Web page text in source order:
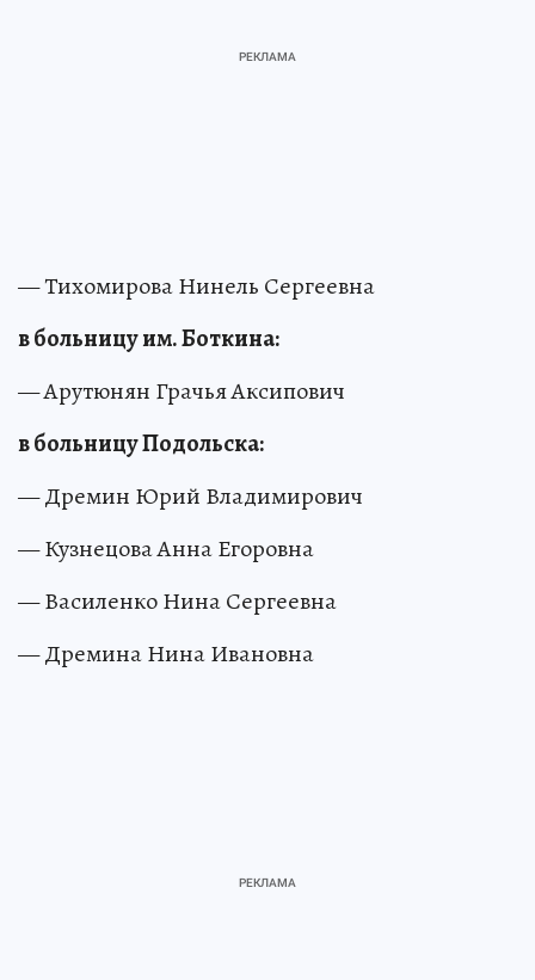
— Тихомирова Нинель Сергеевна
в больницу им. Боткина:
— Арутюнян Грачья Аксипович
в больницу Подольска:
— Дремин Юрий Владимирович
— Кузнецова Анна Егоровна
— Василенко Нина Сергеевна
— Дремина Нина Ивановна